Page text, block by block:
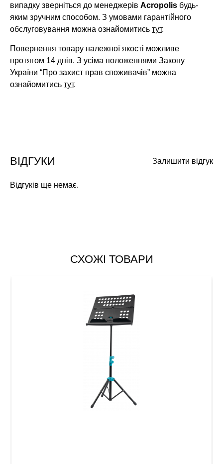
випадку зверніться до менеджерів Acropolis будь-
яким зручним способом. З умовами гарантійного
обслуговування можна ознайомитись тут.
Повернення товару належної якості можливе
протягом 14 днів. З усіма положеннями Закону
України “Про захист прав споживачів” можна
ознайомитись тут.
Залишити відгук
ВІДГУКИ
Відгуків ще немає.
СХОЖІ ТОВАРИ